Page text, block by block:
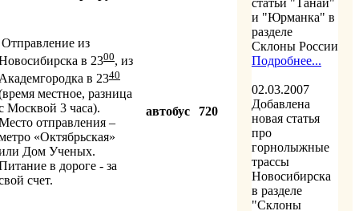
из
в 2300, из
в 2340
местное, разница
Москвой 3 часа).
отправления –
«Октябрьская»
Дом Ученых.
в дороге - за
счет.
автобус 720
статьи "Танай"
и "Юрманка" в
разделе
Склоны России
Подробнее...
02.03.2007
Добавлена
новая статья
про
горнолыжные
трассы
Новосибирска
в разделе
"Склоны